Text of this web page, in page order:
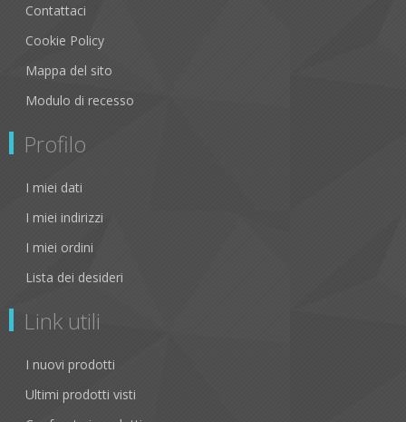
Contattaci
Cookie Policy
Mappa del sito
Modulo di recesso
Profilo
I miei dati
I miei indirizzi
I miei ordini
Lista dei desideri
Link utili
I nuovi prodotti
Ultimi prodotti visti